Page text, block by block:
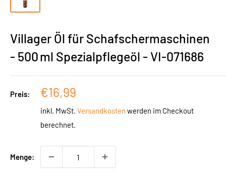
Villager Öl für Schafschermaschinen
- 500 ml Spezialpflegeöl - VI-071686
Preis: Sonderpreis
€16,99
inkl. MwSt. Versandkosten werden im Checkout
berechnet.
Menge: